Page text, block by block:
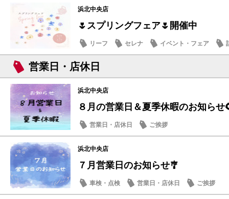
浜北中央店
🌷スプリングフェア🌷開催中
リーフ セレナ イベント・フェア
営業日・店休日
浜北中央店
８月の営業日＆夏季休暇のお知らせ
営業日・店休日 ご挨拶
浜北中央店
７月営業日のお知らせ🎐
車検・点検 営業日・店休日 ご挨拶